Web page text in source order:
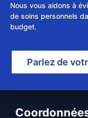
Nous vous aidons à
de soins personnels
budget.
Parlez de